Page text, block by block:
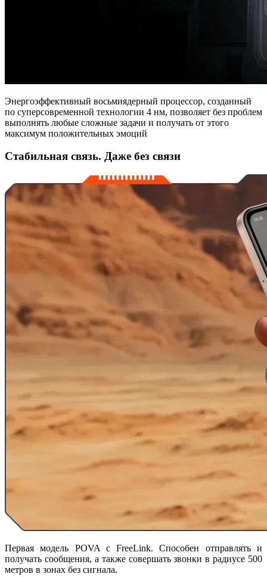
Энергоэффективный восьмиядерный процессор, созданный
по суперсовременной технологии 4 нм, позволяет без проблем
выполнять любые сложные задачи и получать от этого
максимум положительных эмоций
Стабильная связь. Даже без связи
Первая модель POVA с FreeLink. Способен отправлять и
получать сообщения, а также совершать звонки в радиусе 500
метров в зонах без сигнала.